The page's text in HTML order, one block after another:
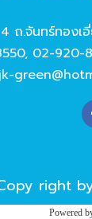
ถ.จันทร์ทองเ
, 02-920-
jk-
right
Powered